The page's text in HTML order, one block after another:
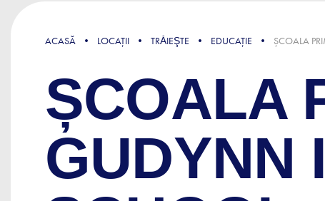
ACASĂ LOCAȚII TRǍIEŞTE EDUCAȚIE ȘCOALA
ȘCOALA
GUDYNN